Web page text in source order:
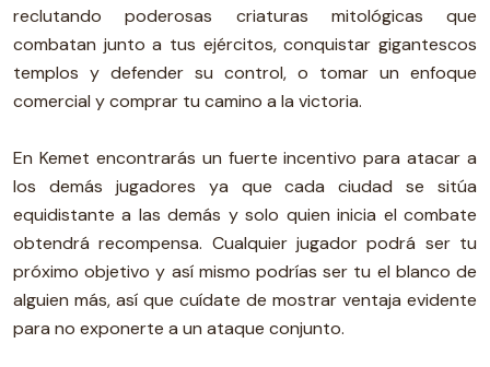
reclutando poderosas criaturas mitológicas que
combatan junto a tus ejércitos, conquistar gigantescos
templos y defender su control, o tomar un enfoque
comercial y comprar tu camino a la victoria.
En Kemet encontrarás un fuerte incentivo para atacar a
los demás jugadores ya que cada ciudad se sitúa
equidistante a las demás y solo quien inicia el combate
obtendrá recompensa. Cualquier jugador podrá ser tu
próximo objetivo y así mismo podrías ser tu el blanco de
alguien más, así que cuídate de mostrar ventaja evidente
para no exponerte a un ataque conjunto.